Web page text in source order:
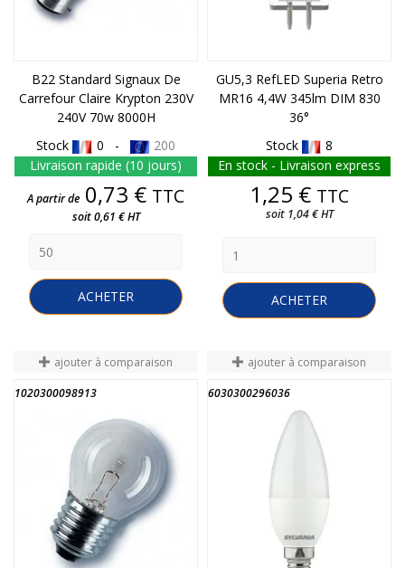
B22 Standard Signaux De
Carrefour Claire Krypton 230V
240V 70w 8000H
Stock
0 -
200
Livraison rapide (10 jours)
Prix
A partir de 0,73 € TTC
soit 0,61 € HT
ACHETER
GU5,3 RefLED Superia Retro
MR16 4,4W 345lm DIM 830
36°
Stock
8
En stock - Livraison express
Prix
1,25 € TTC
soit 1,04 € HT
ACHETER
ajouter à comparaison
1020300098913
FIN DE STOCK
ajouter à comparaison
6030300296036
FIN DE STOCK